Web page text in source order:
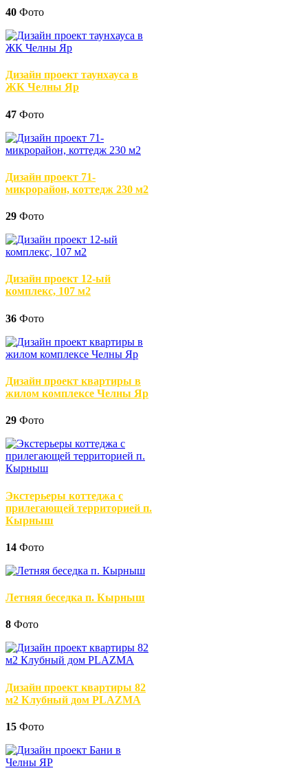
40 Фото
Дизайн проект таунхауса в
ЖК Челны Яр
47 Фото
Дизайн проект 71-
микрорайон, коттедж 230 м2
29 Фото
Дизайн проект 12-ый
комплекс, 107 м2
36 Фото
Дизайн проект квартиры в
жилом комплексе Челны Яр
29 Фото
Экстерьеры коттеджа с
прилегающей территорией п.
Кырныш
14 Фото
Летняя беседка п. Кырныш
8 Фото
Дизайн проект квартиры 82
м2 Клубный дом PLAZMA
15 Фото